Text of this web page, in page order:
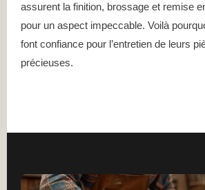
assurent la finition, brossage et remise
pour un aspect impeccable. Voilà
font confiance pour l’entretien de leurs
précieuses.